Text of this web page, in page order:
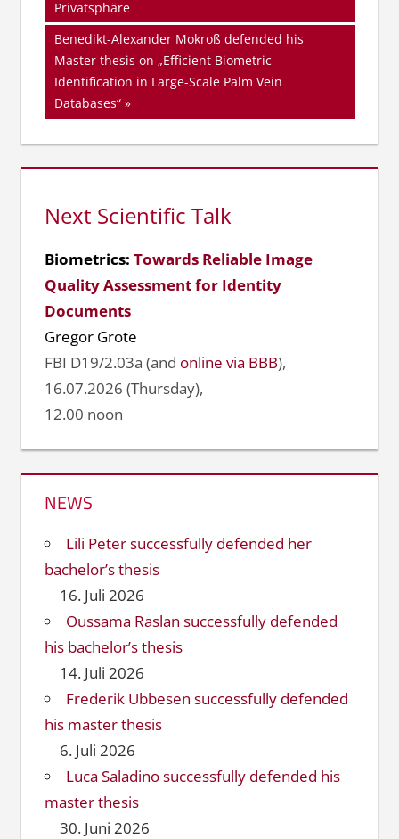
Beitrag:
Privatsphäre
Nächster
Beitrag:
Benedikt-Alexander Mokroß defended his
Master thesis on „Efficient Biometric
Identification in Large-Scale Palm Vein
Databases“
Next Scientific Talk
Biometrics: Towards Reliable Image
Quality Assessment for Identity
Documents
Gregor Grote
FBI D19/2.03a (and online via BBB),
16.07.2026 (Thursday),
12.00 noon
NEWS
Lili Peter successfully defended her
bachelor’s thesis
16. Juli 2026
Oussama Raslan successfully defended
his bachelor’s thesis
14. Juli 2026
Frederik Ubbesen successfully defended
his master thesis
6. Juli 2026
Luca Saladino successfully defended his
master thesis
30. Juni 2026